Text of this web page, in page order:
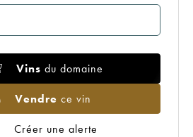
Vins du domaine
Vendre ce vin
Créer une alerte